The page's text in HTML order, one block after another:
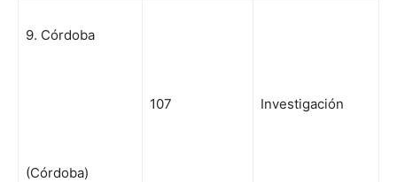
9. Córdoba
(Córdoba)
107 Investigación